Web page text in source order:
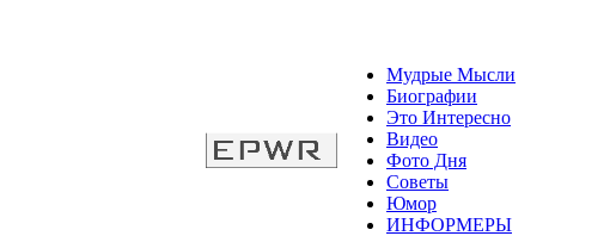
Мудрые Мысли
Биографии
Это Интересно
Видео
Фото Дня
Советы
Юмор
ИНФОРМЕРЫ